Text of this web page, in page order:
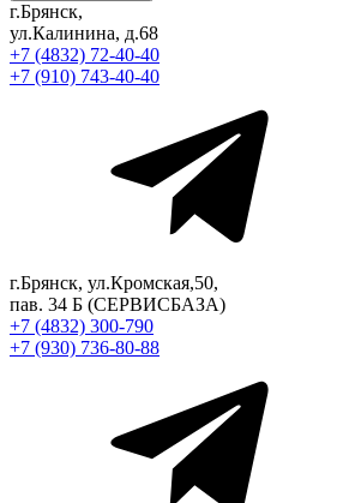
г.Брянск,
ул.Калинина, д.68
+7 (4832) 72-40-40
+7 (910) 743-40-40
г.Брянск, ул.Кромская,50,
пав. 34 Б (СЕРВИСБАЗА)
+7 (4832) 300-790
+7 (930) 736-80-88